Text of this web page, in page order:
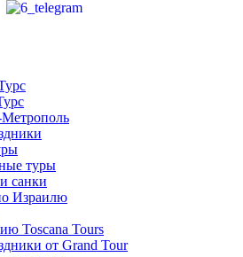
туры
санки
Израилю
Toscana Tours
от Grand Tour